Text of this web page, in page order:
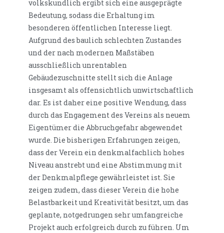
volkskundlich ergibt sich eine ausgeprägte
Bedeutung, sodass die Erhaltung im
besonderen öffentlichen Interesse liegt.
Aufgrund des baulich schlechten Zustandes
und der nach modernen Maßstäben
ausschließlich unrentablen
Gebäudezuschnitte stellt sich die Anlage
insgesamt als offensichtlich unwirtschaftlich
dar. Es ist daher eine positive Wendung, dass
durch das Engagement des Vereins als neuem
Eigentümer die Abbruchgefahr abgewendet
wurde. Die bisherigen Erfahrungen zeigen,
dass der Verein ein denkmalfachlich hohes
Niveau anstrebt und eine Abstimmung mit
der Denkmalpflege gewährleistet ist. Sie
zeigen zudem, dass dieser Verein die hohe
Belastbarkeit und Kreativität besitzt, um das
geplante, notgedrungen sehr umfangreiche
Projekt auch erfolgreich durch zu führen. Um